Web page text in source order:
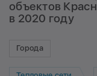
объектов
в 2020 году
Города